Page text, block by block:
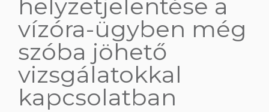
helyzetjelentése a
vízóra-ügyben még
szóba jöhető
vizsgálatokkal
kapcsolatban